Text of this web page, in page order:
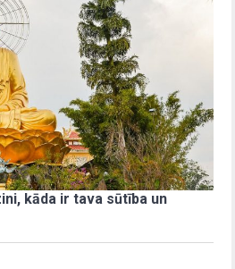
kāda ir tava sūtība un